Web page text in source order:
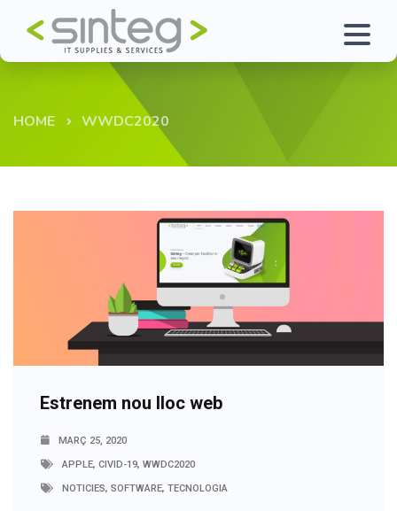
HOME WWDC2020
Estrenem nou lloc web
MARÇ 25, 2020
APPLE, CIVID-19, WWDC2020
NOTICIES, SOFTWARE, TECNOLOGIA